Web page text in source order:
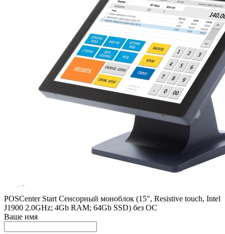
POSCenter Start Сенсорный моноблок (15", Resistive touch, Intel
J1900 2.0GHz; 4Gb RAM; 64Gb SSD) без ОС
Ваше имя